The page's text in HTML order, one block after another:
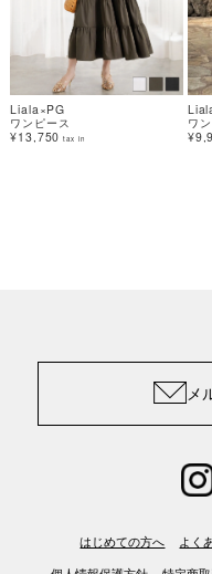
Liala×PG
ワンピース
¥13,750 tax in
ワ
メ
はじめての方へ よく